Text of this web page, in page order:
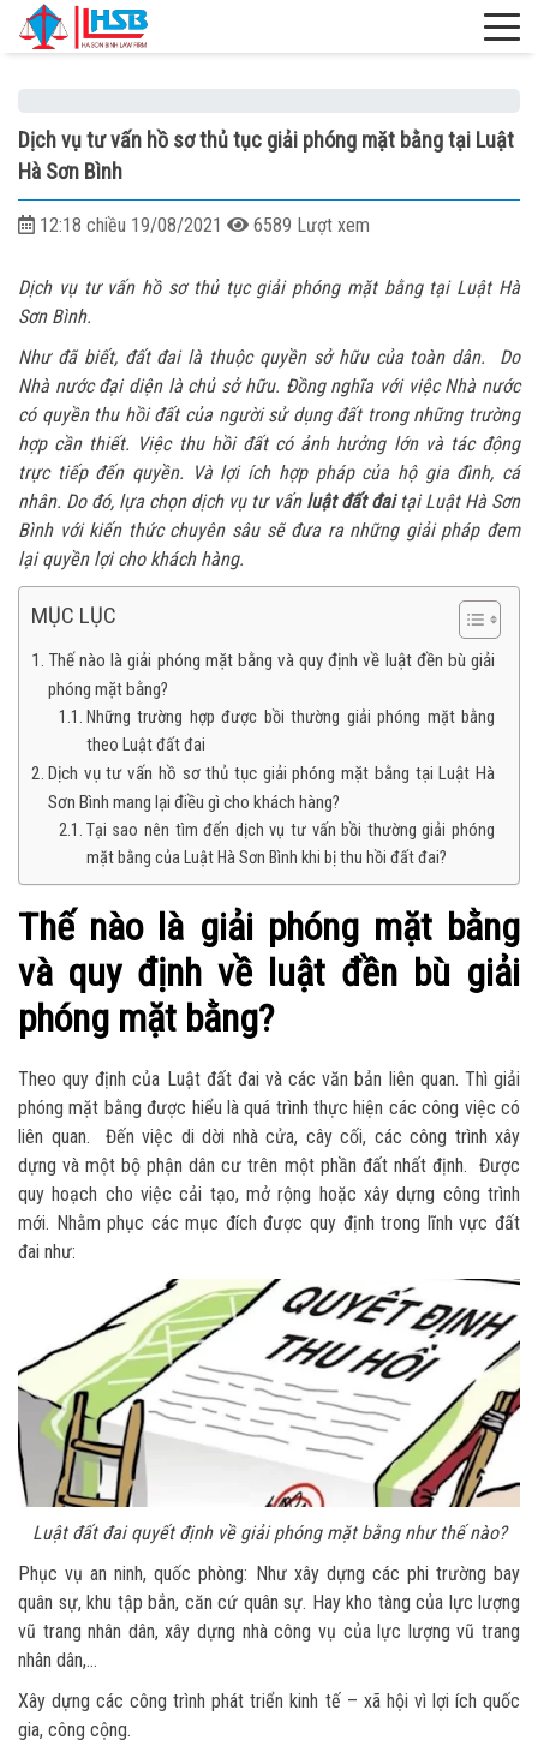
Dịch vụ tư vấn hồ sơ thủ tục giải phóng mặt bằng tại Luật
Hà Sơn Bình
12:18 chiều 19/08/2021 6589 Lượt xem
Dịch vụ tư vấn hồ sơ thủ tục giải phóng mặt bằng tại Luật Hà
Sơn Bình.
Như đã biết, đất đai là thuộc quyền sở hữu của toàn dân. Do
Nhà nước đại diện là chủ sở hữu. Đồng nghĩa với việc Nhà nước
có quyền thu hồi đất của người sử dụng đất trong những trường
hợp cần thiết. Việc thu hồi đất có ảnh hưởng lớn và tác động
trực tiếp đến quyền. Và lợi ích hợp pháp của hộ gia đình, cá
nhân. Do đó, lựa chọn dịch vụ tư vấn luật đất đaitại Luật Hà Sơn
Bình với kiến thức chuyên sâu sẽ đưa ra những giải pháp đem
lại quyền lợi cho khách hàng.
MỤC LỤC
Thế nào là giải phóng mặt bằng và quy định về luật đền bù giải
phóng mặt bằng?
Những trường hợp được bồi thường giải phóng mặt bằng
theo Luật đất đai
Dịch vụ tư vấn hồ sơ thủ tục giải phóng mặt bằng tại Luật Hà
Sơn Bình mang lại điều gì cho khách hàng?
Tại sao nên tìm đến dịch vụ tư vấn bồi thường giải phóng
mặt bằng của Luật Hà Sơn Bình khi bị thu hồi đất đai?
Thế nào là giải phóng mặt bằng
và quy định về luật đền bù giải
phóng mặt bằng?
Theo quy định của Luật đất đai và các văn bản liên quan. Thì giải
phóng mặt bằng được hiểu là quá trình thực hiện các công việc có
liên quan. Đến việc di dời nhà cửa, cây cối, các công trình xây
dựng và một bộ phận dân cư trên một phần đất nhất định. Được
quy hoạch cho việc cải tạo, mở rộng hoặc xây dựng công trình
mới. Nhằm phục các mục đích được quy định trong lĩnh vực đất
đai như:
Luật đất đai quyết định về giải phóng mặt bằng như thế nào?
Phục vụ an ninh, quốc phòng: Như xây dựng các phi trường bay
quân sự, khu tập bắn, căn cứ quân sự. Hay kho tàng của lực lượng
vũ trang nhân dân, xây dựng nhà công vụ của lực lượng vũ trang
nhân dân,…
Xây dựng các công trình phát triển kinh tế – xã hội vì lợi ích quốc
gia, công cộng.